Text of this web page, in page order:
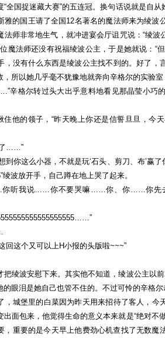
全国捉迷藏大赛”的五连冠。换句话说就是自
雅的国王请了全国12名著名的魔法师来为绫波
法师非常地生气，就冲进宴会厅诅咒说：“绫
魔法师还没有祝福绫波公主，于是她就说：“
，没有什么东西是绫波公主找不到的。好了，
，所以她几乎毫不犹豫地就奔向辛格尔的实验
格尔转过头大出乎意料地看见那晶莹小巧的
住他的领子，“昨天晚上你还是信誓旦旦，今
……”
到你这么小器，不就是玩‘石头、剪刀、布’
波放开手，自己蹲在地上哭了起来。
听我说……你不要哭嘛……你、你……你先
回这个又可以上H小报的头版啦~~~”
绫波安慰下来。其实他不知道，绫波公主以
的眼泪是她自己也管不住的。不过可怜的辛格
，城堡里的白菜因为昨天用来招待了客人，
面包来，他觉得生命的意义本来就是“绝对不
重要的是今天早上他费劲心机查找了无数魔